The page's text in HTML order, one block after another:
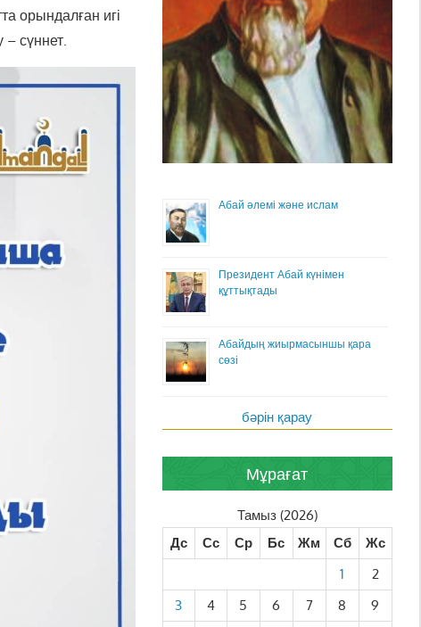
орындалған игі
сүннет.
Абай әлемі және ислам
Президент Абай күнімен
құттықтады
Абайдың жиырмасыншы қара
сөзі
бәрін қарау
Мұрағат
Тамыз (2026)
Дс
Сс Ср Бс Жм Сб
Жс
1
2
3
4 5 6 7 8
9